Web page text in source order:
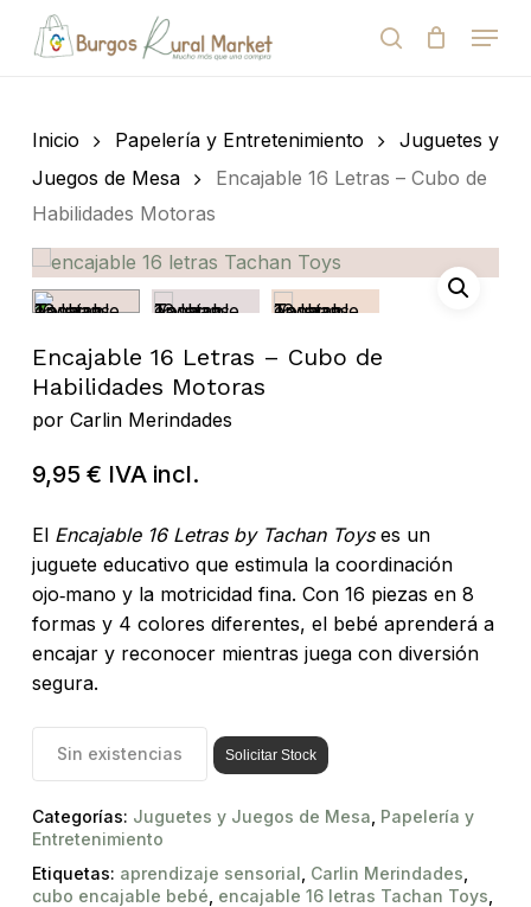
de
search
Menu
Cart
Inicio Papelería y Entretenimiento
Juguetes y
Juegos de Mesa
Encajable 16 Letras – Cubo de
Habilidades Motoras
Encajable 16 Letras – Cubo de
Habilidades Motoras
por Carlin Merindades
9,95 € IVA incl.
El Encajable 16 Letras by Tachan Toyses un
juguete educativo que estimula la coordinación
ojo‑mano y la motricidad fina. Con 16 piezas en 8
formas y 4 colores diferentes, el bebé aprenderá a
encajar y reconocer mientras juega con diversión
segura.
Sin existencias Solicitar Stock
Categorías: Juguetes y Juegos de Mesa Papelería y
Entretenimiento
Etiquetas: aprendizaje sensorial Carlin Merindades
cubo encajable bebé encajable 16 letras Tachan Toys